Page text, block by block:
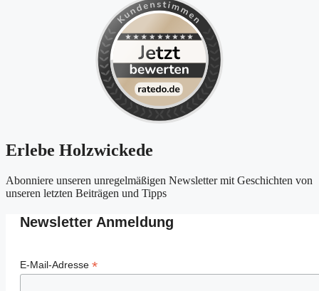
Erlebe Holzwickede
Abonniere unseren unregelmäßigen Newsletter mit Geschichten von
unseren letzten Beiträgen und Tipps
Newsletter Anmeldung
E-Mail-Adresse *